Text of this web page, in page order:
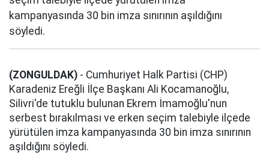
kampanyasında 30 bin imza sınırının aşıldığını
söyledi.
(ZONGULDAK) - Cumhuriyet Halk Partisi (CHP)
Karadeniz Ereğli İlçe Başkanı Ali Kocamanoğlu,
Silivri'de tutuklu bulunan Ekrem İmamoğlu'nun
serbest bırakılması ve erken seçim talebiyle ilçede
yürütülen imza kampanyasında 30 bin imza sınırının
aşıldığını söyledi.